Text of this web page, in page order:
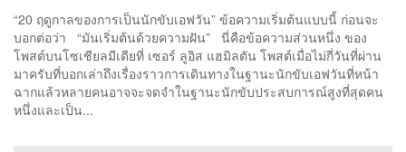
“20 ฤดูกาลของการเป็นนักขับเอฟวัน” ข้อความเริ่มต้นแบบนี้ ก่อนจะ
บอกต่อว่า “มันเริ่มต้นด้วยความฝัน” นี่คือข้อความส่วนหนึ่ง ของ
โพสต์บนโซเชียลมีเดียที่ เซอร์ ลูอิส แฮมิลตัน โพสต์เมื่อไม่กี่วันที่ผ่าน
มาครับที่บอกเล่าถึงเรื่องราวการเดินทางในฐานะนักขับเอฟวันที่หน้า
ฉากแล้วหลายคนอาจจะจดจำในฐานะนักขับประสบการณ์สูงที่สุดคน
หนึ่งและเป็น...